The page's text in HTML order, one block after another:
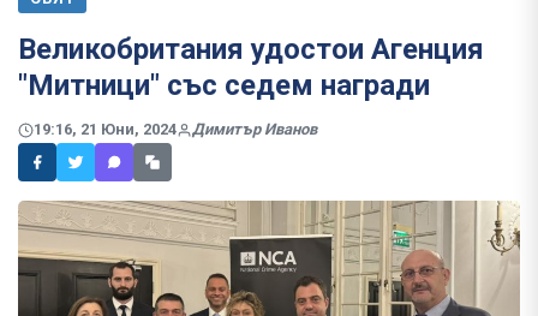
Великобритания удостои Агенция
"Митници" със седем награди
19:16, 21 Юни, 2024 Димитър Иванов